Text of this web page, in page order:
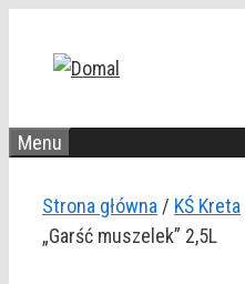
Menu
Strona główna / KŚ Kreta
„Garść muszelek” 2,5L